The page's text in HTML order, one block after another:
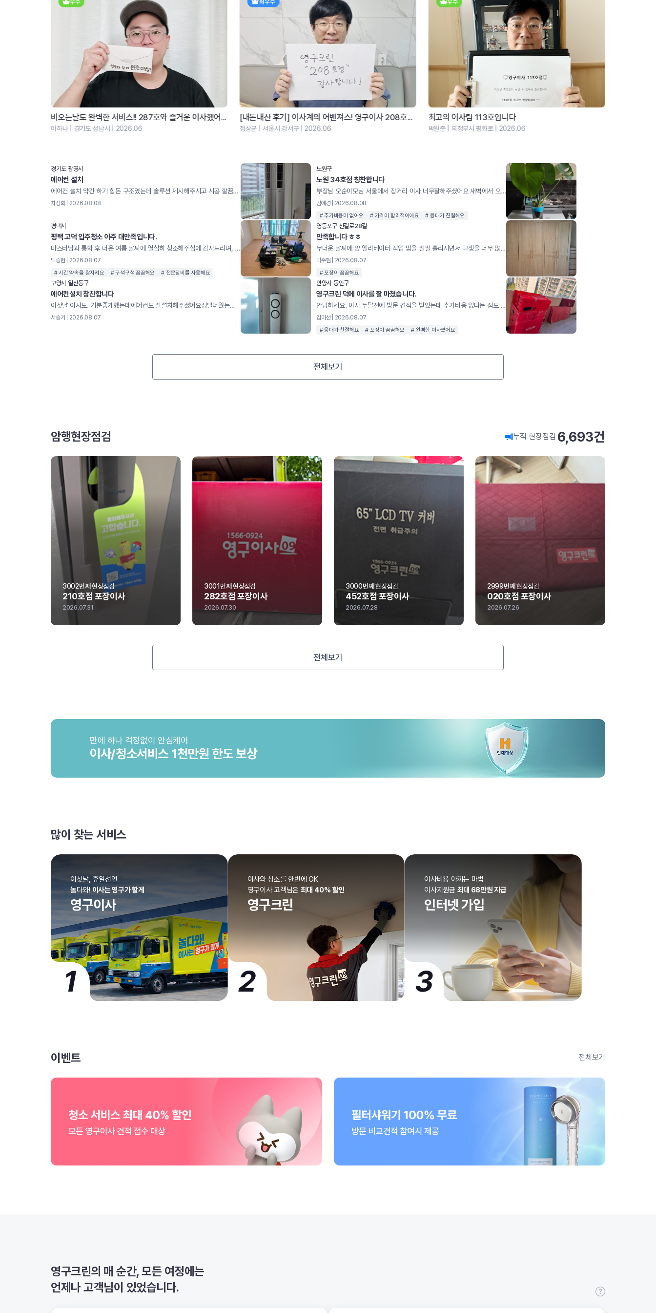
최우수
[내돈내산 후기] 이사계의 어벤져스! 영구이사 208호...
정상균 | 서울시 강서구 | 2026.06
우수
최고의 이사팀 113호입니다
박원준 | 의정부시 평화로 | 2026.06
우수
감동그자체 영구이사253호점(평수줄이시는분들 필독)
박세민 | 부천시 소사구 | 2026.06
경기도 광명시
에어컨 설치
에어컨 설치 약간 하기 힘든 구조였는데 솔루션 제시해주시고 시공 깔끔하게 해주셔서 감사합니다
차정화 | 2026.08.08
노원구
노원 34호점 칭찬합니다
부장님 오순이모님 서울에서 장거리 이사 너무잘해주셨어요 새벽에서 오셔서 사다리도 안돼서 엘리베이터로 짐을옮겼는데도 손상없이 친절하게잘해주셨어요 더운날씨에 고생많으셨고 조심해서 올라가세요
김애경 | 2026.08.08
# 추가비용이 없어요 # 가격이 합리적이에요 # 응대가 친절해요
평택시
평택 고덕 입주청소 아주 대만족입니다.
마스터님과 통화 후 더운 여름 날씨에 열심히 청소해주심에 감사드리며, 특히 바쁘시고 힘드실텐데, 문제점이나 이런 부분은 어떻게 청소해야 하는지 등 방법론에 대해 아주 자세하게 설명해주셨습니다. 다음에 기회가 되거나 추천한다면 영구크린 청소 적극 추천하도록 하겠습니다. 더운날 고생 많으셨습니다. 감사합니다.
백승현 | 2026.08.07
# 시간 약속을 잘지켜요 # 구석구석 꼼꼼해요 # 전문장비를 사용해요
영등포구 신길로28길
만족합니다 ㅎㅎ
무더운 날씨에 양 엘리베이터 작업 땀을 펄펄 흘리시면서 고생을 너무 많이 하셨습니다.포장에서 정리까지 만족합니다 몆 칠만 쓰고버린는 냉장고 청소까지 안방 장농까지 질맞 처주시고 너무나 애써주셨서 만족합니다 ㅎㅎ
박주현 | 2026.08.07
# 포장이 꼼꼼해요
고양시 일산동구
에어컨설치 창찬합니다
이삿날 이사도. 기분좋게했는데에어컨도 잘설치해주셨어요정말더웠는데사람을 살리셨어요^^
서승기 | 2026.08.07
안양시 동안구
영구크린 덕에 이사를 잘 마쳤습니다.
안녕하세요. 이사 두달전에 방문 견적을 받았는데 추가비용 없다는 점도 마음에 들었고 아무래도 유명 브랜드이다 보니 더 신뢰가 갔습니다.영구크린 26호점 에서 이사를 도와주셨습니다.8월 초 날씨 35도가 넘는 무더운 날씨인데도힘든 내색 없이 처음부터 끝까지 성실하게 이사를 잘 해주셨습니다.8시 시작이라고 안내 를 받았는데 그전에 오셔서 소리없이 준비를 하고 계셨습니다.집에 어린 아기가 있어서 가족에게 맡기느라 자리를 계속 비웠는데도 든든하여 걱정없이 다녀올수 있었습니다.거리가 안양에서 서울이고 (1시간 반 이상 걸리는 거리) 잔금처리 사다리차 등으로 지연이 되어 오후 4시가 되는 시간에 마쳤는데 너무 열심히 해주셔서 감사한 마음이 큽니다.정리정돈도 깔끔하고 해주시고 세탁기 관련하여 요구사항이 있었는데도 깔끔하게 처리해주셔서 너무 좋았습니다.친절하시고 깔끔한 이사여서 너무나 만족스럽고 지인이 이사를 한다고 하면 추천할거 같습니다.에어컨 설치 업체도 영구크린에서 연결이 가능한 점도 좋았습니다.다음 이사에도 고민없이 영구크린을 또 이용할거 같습니다.
김미선 | 2026.08.07
# 응대가 친절해요 # 포장이 꼼꼼해요 # 완벽한 이사였어요
전체보기
암행현장점검 누적 현장점검 6,693건
3001번째 현장점검
282호점 포장이사
2026.07.30
3000번째 현장점검
452호점 포장이사
2026.07.28
2999번째 현장점검
020호점 포장이사
2026.07.26
2998번째 현장점검
109호점 포장이사
2026.07.25
전체보기
만에 하나 걱정없이 안심케어
이사/청소서비스 1천만원 한도 보상
많이 찾는 서비스
이삿날, 휴일선언
놀다와!이사는 영구가 할게
영구이사
1
이사와 청소를 한번에 OK
영구이사 고객님은 최대 40% 할인
영구크린
2
이사비용 아끼는 마법
이사지원금 최대 68만원 지급
인터넷 가입
3
이벤트 전체보기
영구크린의 매 순간, 모든 여정에는
언제나 고객님이 있었습니다.